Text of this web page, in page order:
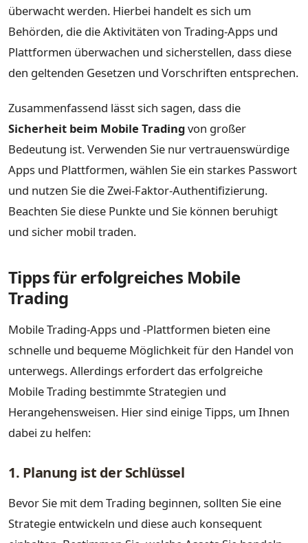
überwacht werden. Hierbei handelt es sich um
Behörden, die die Aktivitäten von Trading-Apps und
Plattformen überwachen und sicherstellen, dass diese
den geltenden Gesetzen und Vorschriften entsprechen.
Zusammenfassend lässt sich sagen, dass die
Sicherheit beim Mobile Tradingvon großer
Bedeutung ist. Verwenden Sie nur vertrauenswürdige
Apps und Plattformen, wählen Sie ein starkes Passwort
und nutzen Sie die Zwei-Faktor-Authentifizierung.
Beachten Sie diese Punkte und Sie können beruhigt
und sicher mobil traden.
Tipps für erfolgreiches Mobile
Trading
Mobile Trading-Apps und -Plattformen bieten eine
schnelle und bequeme Möglichkeit für den Handel von
unterwegs. Allerdings erfordert das erfolgreiche
Mobile Trading bestimmte Strategien und
Herangehensweisen. Hier sind einige Tipps, um Ihnen
dabei zu helfen:
1. Planung ist der Schlüssel
Bevor Sie mit dem Trading beginnen, sollten Sie eine
Strategie entwickeln und diese auch konsequent